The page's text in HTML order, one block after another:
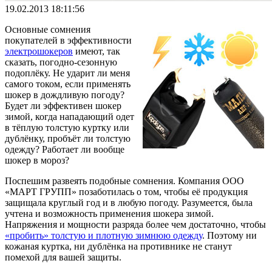
19.02.2013 18:11:56
Основные сомнения
покупателей в эффективности
электрошокеров имеют, так
сказать, погодно-сезонную
подоплёку. Не ударит ли меня
самого током, если применять
шокер в дождливую погоду?
Будет ли эффективен шокер
зимой, когда нападающий одет
в тёплую толстую куртку или
дублёнку, пробъёт ли толстую
одежду? Работает ли вообще
шокер в мороз?
Поспешим развеять подобные сомнения. Компания ООО
«МАРТ ГРУПП» позаботилась о том, чтобы её продукция
защищала круглый год и в любую погоду. Разумеется, была
учтена и возможность применения шокера зимой.
Напряжения и мощности разряда более чем достаточно, чтобы
«пробить» толстую и плотную зимнюю одежду. Поэтому ни
кожаная куртка, ни дублёнка на противнике не станут
помехой для вашей защиты.